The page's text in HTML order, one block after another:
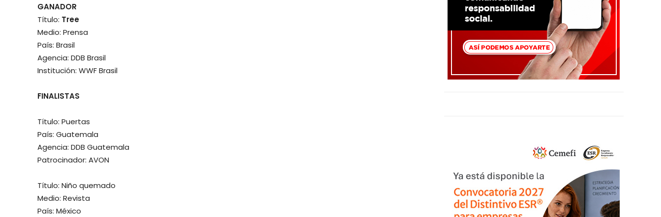
GANADOR
Título: Tree
Medio: Prensa
País: Brasil
Agencia: DDB Brasil
Institución: WWF Brasil
FINALISTAS
Título: Puertas
País: Guatemala
Agencia: DDB Guatemala
Patrocinador: AVON
Título: Niño quemado
Medio: Revista
País: México